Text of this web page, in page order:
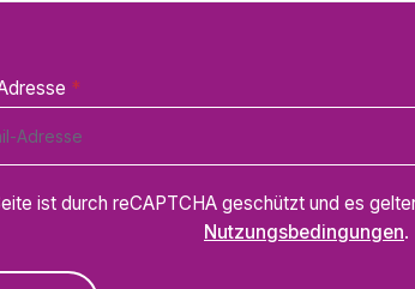
*
ist durch reCAPTCHA geschützt und es
Nutzungsbedingungen.